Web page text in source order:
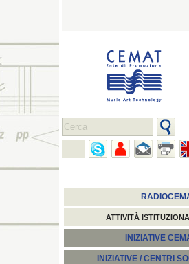
ATTIVITÀ
INIZIATIVE
INIZIATIVE / CENTRI